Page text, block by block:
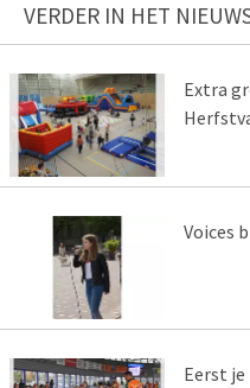
VERDER IN HET
Extra
Voices
Eerst